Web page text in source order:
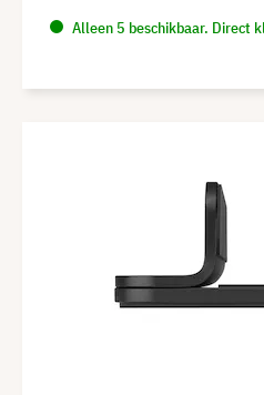
Alleen 5 beschikbaar. Direct